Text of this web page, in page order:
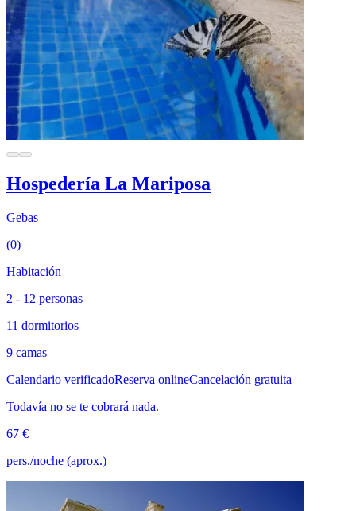
Hospedería La Mariposa
Gebas
(0)
Habitación
2 - 12 personas
11 dormitorios
9 camas
Calendario verificadoReserva onlineCancelación gratuita
Todavía no se te cobrará nada.
67 €
pers./noche (aprox.)